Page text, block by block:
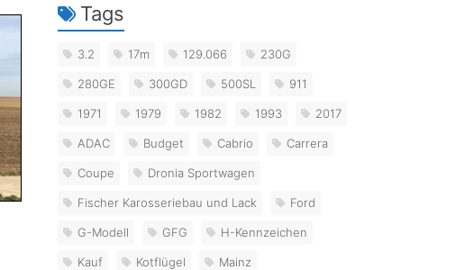
Tags
3.2 17m 129.066 230G
280GE 300GD 500SL 911
1971 1979 1982 1993 2017
ADAC Budget Cabrio Carrera
Coupe Dronia Sportwagen
Fischer Karosseriebau und Lack Ford
G-Modell GFG H-Kennzeichen
Kauf Kotflügel Mainz